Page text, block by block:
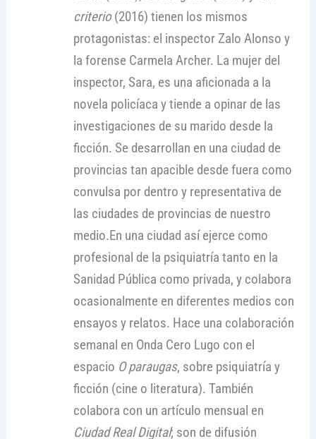
criterio(2016) tienen los mismos
protagonistas: el inspector Zalo Alonso y
la forense Carmela Archer. La mujer del
inspector, Sara, es una aficionada a la
novela policíaca y tiende a opinar de las
investigaciones de su marido desde la
ficción. Se desarrollan en una ciudad de
provincias tan apacible desde fuera como
convulsa por dentro y representativa de
las ciudades de provincias de nuestro
medio.En una ciudad así ejerce como
profesional de la psiquiatría tanto en la
Sanidad Pública como privada, y colabora
ocasionalmente en diferentes medios con
ensayos y relatos. Hace una colaboración
semanal en Onda Cero Lugo con el
espacio O paraugas, sobre psiquiatría y
ficción (cine o literatura). También
colabora con un artículo mensual en
Ciudad Real Digital; son de difusión